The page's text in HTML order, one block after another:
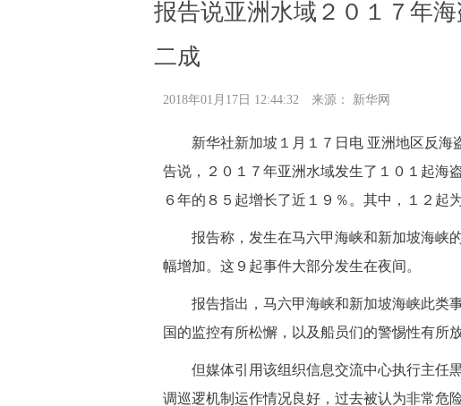
报告说亚洲水域２０１７年
二成
2018年01月17日 12:44:32 来源： 新华网
新华社新加坡１月１７日电 亚洲地区反海
告说，２０１７年亚洲水域发生了１０１起海
６年的８５起增长了近１９％。其中，１２起
报告称，发生在马六甲海峡和新加坡海峡
幅增加。这９起事件大部分发生在夜间。
报告指出，马六甲海峡和新加坡海峡此类
国的监控有所松懈，以及船员们的警惕性有所放
但媒体引用该组织信息交流中心执行主任
调巡逻机制运作情况良好，过去被认为非常危